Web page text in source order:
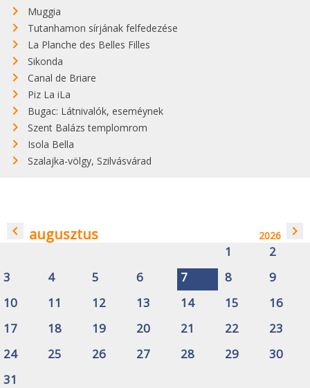
Muggia
Tutanhamon sírjának felfedezése
La Planche des Belles Filles
Sikonda
Canal de Briare
Piz La iLa
Bugac: Látnivalók, eseméynek
Szent Balázs templomrom
Isola Bella
Szalajka-völgy, Szilvásvárad
navigate_before augusztus 2026 navigate_next
1
2
3
4 5 6 7 8
9
10
11 12 13 14 15
16
17
18 19 20 21 22
23
24
25 26 27 28 29
30
31